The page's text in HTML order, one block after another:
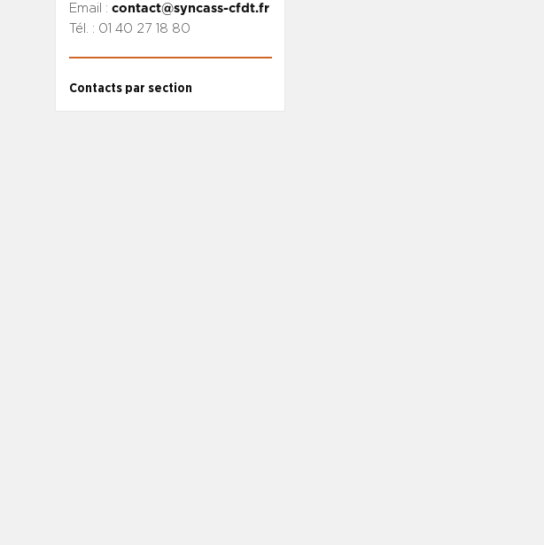
Email : contact@syncass-cfdt.fr
Tél. : 01 40 27 18 80
Contacts par section